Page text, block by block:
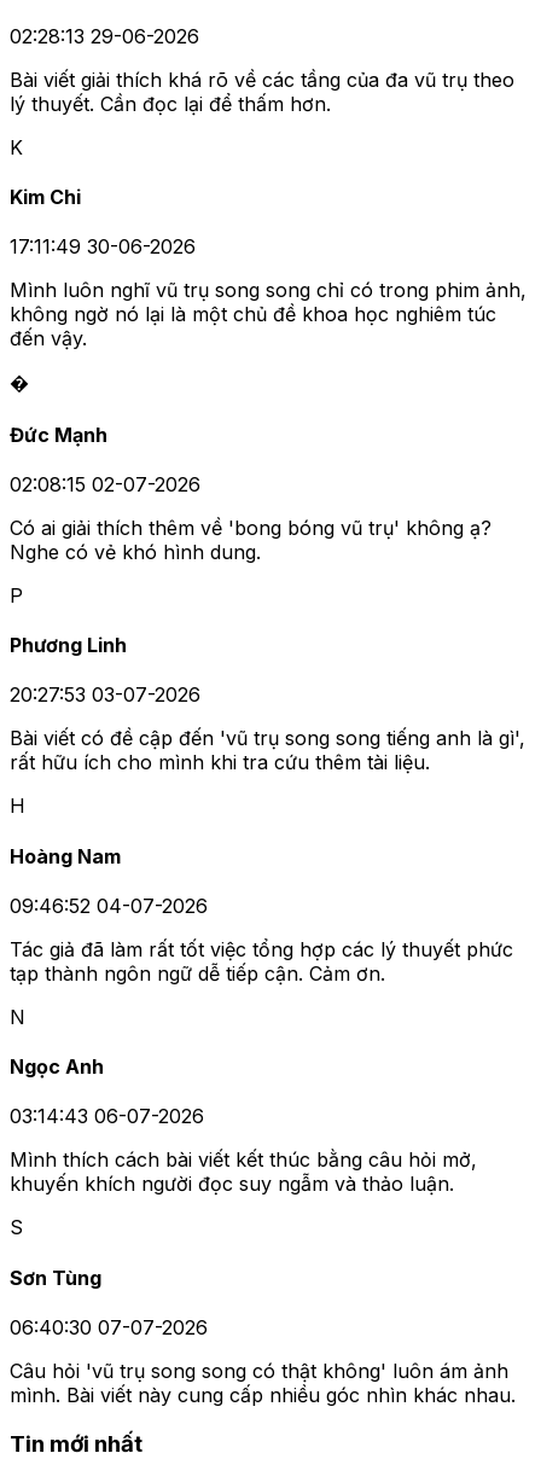
02:28:13 29-06-2026
Bài viết giải thích khá rõ về các tầng của đa vũ trụ theo
lý thuyết. Cần đọc lại để thấm hơn.
K
Kim Chi
17:11:49 30-06-2026
Mình luôn nghĩ vũ trụ song song chỉ có trong phim ảnh,
không ngờ nó lại là một chủ đề khoa học nghiêm túc
đến vậy.
�
Đức Mạnh
02:08:15 02-07-2026
Có ai giải thích thêm về 'bong bóng vũ trụ' không ạ?
Nghe có vẻ khó hình dung.
P
Phương Linh
20:27:53 03-07-2026
Bài viết có đề cập đến 'vũ trụ song song tiếng anh là gì',
rất hữu ích cho mình khi tra cứu thêm tài liệu.
H
Hoàng Nam
09:46:52 04-07-2026
Tác giả đã làm rất tốt việc tổng hợp các lý thuyết phức
tạp thành ngôn ngữ dễ tiếp cận. Cảm ơn.
N
Ngọc Anh
03:14:43 06-07-2026
Mình thích cách bài viết kết thúc bằng câu hỏi mở,
khuyến khích người đọc suy ngẫm và thảo luận.
S
Sơn Tùng
06:40:30 07-07-2026
Câu hỏi 'vũ trụ song song có thật không' luôn ám ảnh
mình. Bài viết này cung cấp nhiều góc nhìn khác nhau.
Tin mới nhất